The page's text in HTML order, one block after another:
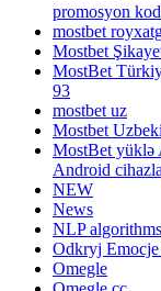
promosyon
mostbet
Mostbet
MostBet
93
mostbet uz
Mostbet
MostBet yüklə
Android
NEW
News
NLP algorithms
Odkryj
Omegle